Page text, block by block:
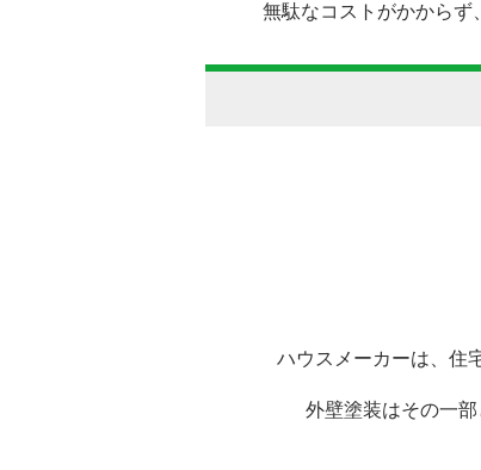
無駄なコストがかからず、
ハウスメーカーは、住
外壁塗装はその一